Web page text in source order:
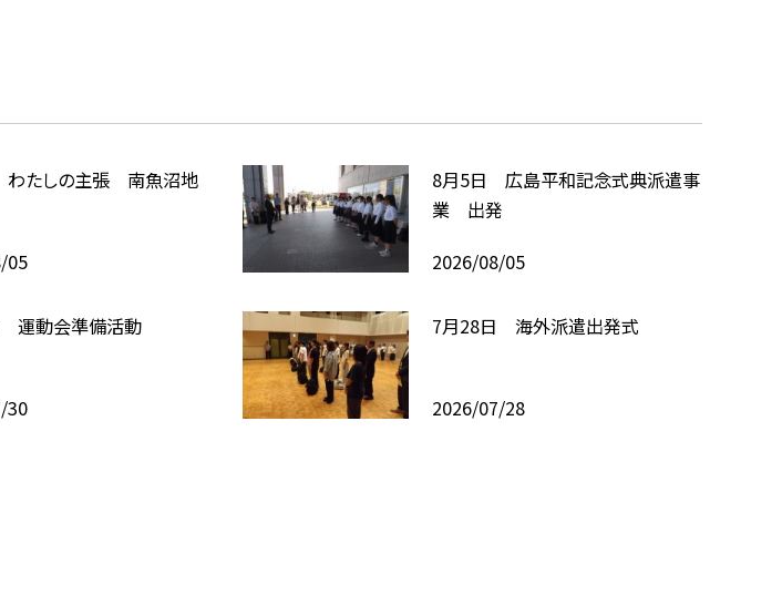
たしの主張 南魚沼地
05
8月5日 広島平和記念式典派遣事
業 出発
2026/08/05
運動会準備活動
30
7月28日 海外派遣出発式
2026/07/28